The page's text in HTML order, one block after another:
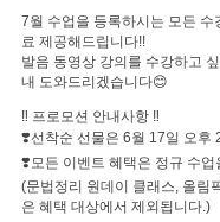
7월 수업을 등록하시는 모든
료 제공해드립니다!!
발음 동영상 강의를 수강하고
내 도와드리겠습니다😊
‼️ 프로모션 안내사항 ‼️
❣️선착순 선물은 6월 17일 오후
❣️모든 이벤트 혜택은 정규 수
(문법정리 원데이 클래스, 올림
은 혜택 대상에서 제외됩니다.)